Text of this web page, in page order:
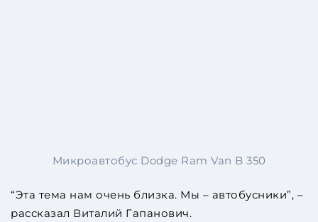
Микроавтобус Dodge Ram Van B 350
“Эта тема нам очень близка. Мы – автобусники”, –
рассказал Виталий Гапанович.